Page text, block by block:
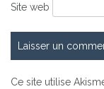
Site web
Ce site utilise